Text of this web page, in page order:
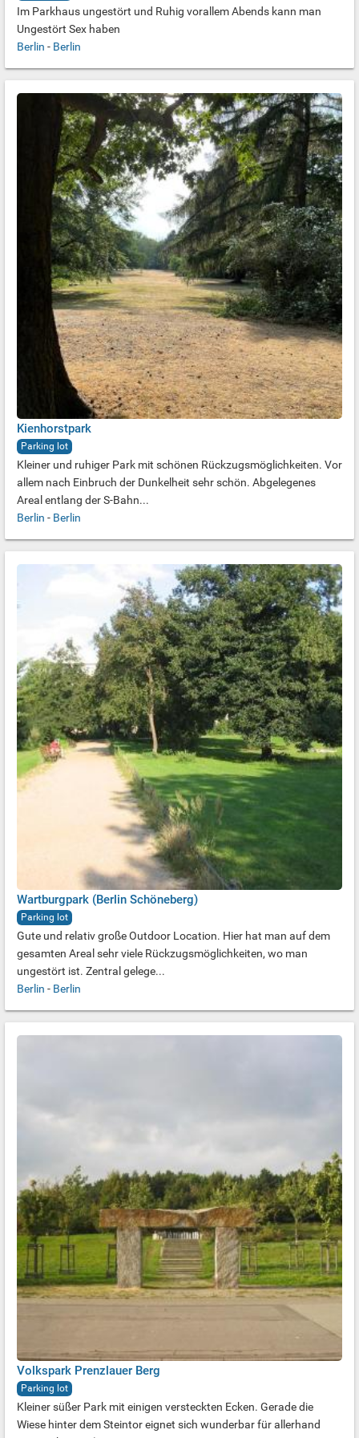
Im Parkhaus ungestört und Ruhig vorallem Abends kann man
Ungestört Sex haben
Berlin - Berlin
Kienhorstpark
Parking lot
Kleiner und ruhiger Park mit schönen Rückzugsmöglichkeiten. Vor
allem nach Einbruch der Dunkelheit sehr schön. Abgelegenes
Areal entlang der S-Bahn...
Berlin - Berlin
Wartburgpark (Berlin Schöneberg)
Parking lot
Gute und relativ große Outdoor Location. Hier hat man auf dem
gesamten Areal sehr viele Rückzugsmöglichkeiten, wo man
ungestört ist. Zentral gelege...
Berlin - Berlin
Volkspark Prenzlauer Berg
Parking lot
Kleiner süßer Park mit einigen versteckten Ecken. Gerade die
Wiese hinter dem Steintor eignet sich wunderbar für allerhand